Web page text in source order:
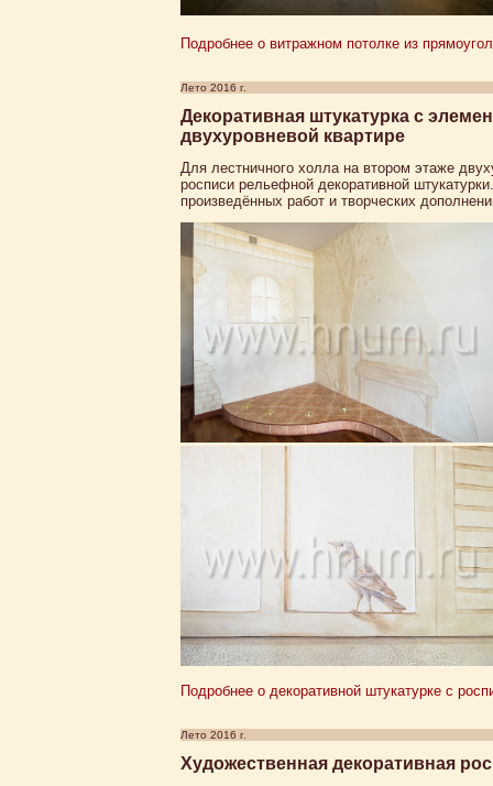
Подробнее о витражном потолке из
Лето 2016 г.
Декоративная штукатурка с
двухуровневой квартире
Для лестничного холла на втором этаже
росписи рельефной декоративной
произведённых работ и творческих
Подробнее о декоративной штукатурке с
Лето 2016 г.
Художественная декоративная